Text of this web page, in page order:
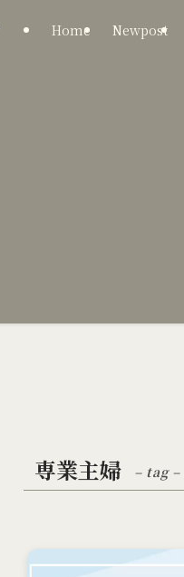
Home Newpost
専業主婦 – tag –